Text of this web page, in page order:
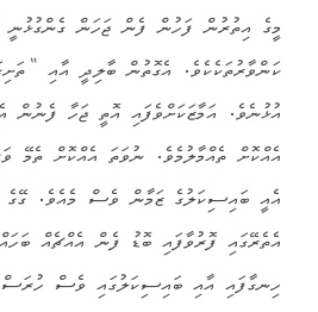
މީގެ އިތުރުން ފަހުން ފެން ޖަހަން ގެންގުޅުނީ
ކަންވާރުތަކެކެވެ. އެގޮތުން ބާލިދީ އާއި
އުޅުނެވެ. އަމާޒަކަށްވެފައި އޮތީ ޖަހާ ފެނުން
އެއްކޮށް ތެއްމާލުމެވެ. ނުވަތަ އެއްކޮށް ތެމޭ
އެއީ ބައިސިކަލުގެ ޒަމާން ވެސް މެއެވެ.
އެތެރޭގައި ފޮރުވާފައި ބޮޑު ފެން އެއްޗެއް
ހިނގާފައި އާއި ބައިސިކަލުގައި ވެސް